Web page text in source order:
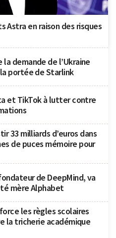
Astra en raison des risques
demande de l’Ukraine
portée de Starlink
et TikTok à lutter contre
33 milliards d’euros dans
de puces mémoire pour
de DeepMind, va
mère Alphabet
les règles scolaires
la tricherie académique